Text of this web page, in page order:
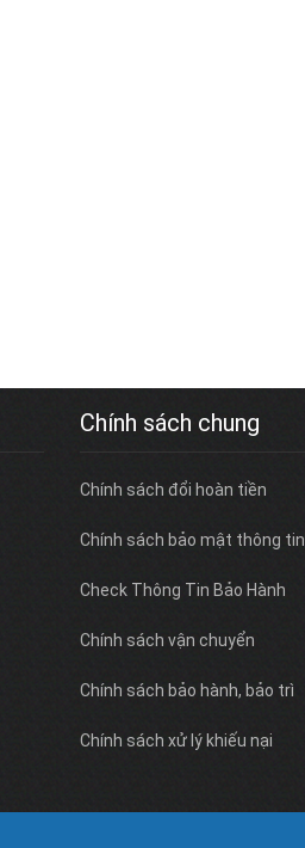
Chính sách chung
Chính sách đổi hoàn tiền
Chính sách bảo mật thông tin
Check Thông Tin Bảo Hành
Chính sách vận chuyển
Chính sách bảo hành, bảo trì
Chính sách xử lý khiếu nại